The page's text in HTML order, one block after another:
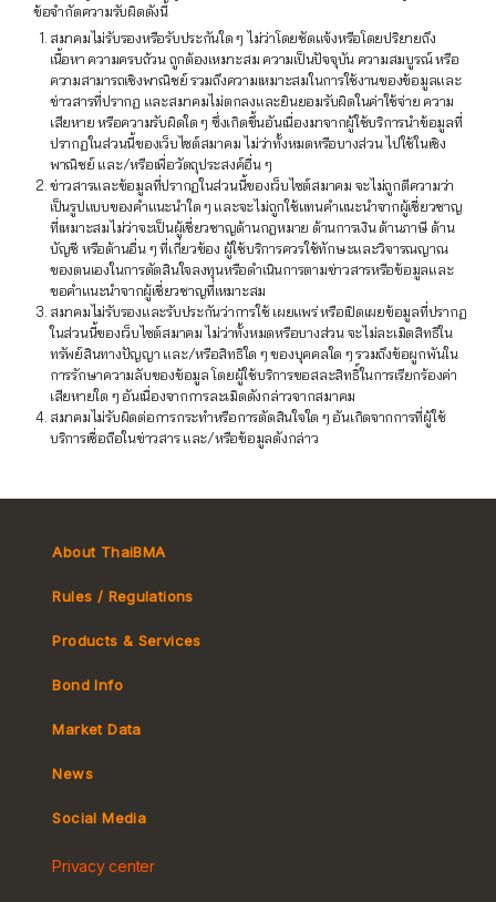
ข้อจำกัดความรับผิดดังนี้
สมาคมไม่รับรองหรือรับประกันใด ๆ ไม่ว่าโดยชัดแจ้งหรือโดยปริยายถึง
เนื้อหา ความครบถ้วน ถูกต้องเหมาะสม ความเป็นปัจจุบัน ความสมบูรณ์ หรือ
ความสามารถเชิงพาณิชย์ รวมถึงความเหมาะสมในการใช้งานของข้อมูลและ
ข่าวสารที่ปรากฏ และสมาคมไม่ตกลงและยินยอมรับผิดในค่าใช้จ่าย ความ
เสียหาย หรือความรับผิดใด ๆ ซึ่งเกิดขึ้นอันเนื่องมาจากผู้ใช้บริการนำข้อมูลที่
ปรากฏในส่วนนี้ของเว็บไซต์สมาคม ไม่ว่าทั้งหมดหรือบางส่วน ไปใช้ในเชิง
พาณิชย์ และ/หรือเพื่อวัตถุประสงค์อื่น ๆ
ข่าวสารและข้อมูลที่ปรากฏในส่วนนี้ของเว็บไซต์สมาคม จะไม่ถูกตีความว่า
เป็นรูปแบบของคำแนะนำใด ๆ และจะไม่ถูกใช้แทนคำแนะนำจากผู้เชี่ยวชาญ
ที่เหมาะสมไม่ว่าจะเป็นผู้เชี่ยวชาญด้านกฎหมาย ด้านการเงิน ด้านภาษี ด้าน
บัญชี หรือด้านอื่น ๆ ที่เกี่ยวข้อง ผู้ใช้บริการควรใช้ทักษะและวิจารณญาณ
ของตนเองในการตัดสินใจลงทุนหรือดำเนินการตามข่าวสารหรือข้อมูลและ
ขอคำแนะนำจากผู้เชี่ยวชาญที่เหมาะสม
สมาคมไม่รับรองและรับประกันว่าการใช้ เผยแพร่ หรือเปิดเผยข้อมูลที่ปรากฏ
ในส่วนนี้ของเว็บไซต์สมาคม ไม่ว่าทั้งหมดหรือบางส่วน จะไม่ละเมิดสิทธิใน
ทรัพย์สินทางปัญญา และ/หรือสิทธิใด ๆ ของบุคคลใด ๆ รวมถึงข้อผูกพันใน
การรักษาความลับของข้อมูล โดยผู้ใช้บริการขอสละสิทธิ์ในการเรียกร้องค่า
เสียหายใด ๆ อันเนื่องจากการละเมิดดังกล่าวจากสมาคม
สมาคมไม่รับผิดต่อการกระทำหรือการตัดสินใจใด ๆ อันเกิดจากการที่ผู้ใช้
บริการเชื่อถือในข่าวสาร และ/หรือข้อมูลดังกล่าว
About ThaiBMA
Rules / Regulations
Tax
Products & Services
MeBond
e-bookbuilding
Bond Info
Market Data
Yield Curve
News
Social Media
Privacy center